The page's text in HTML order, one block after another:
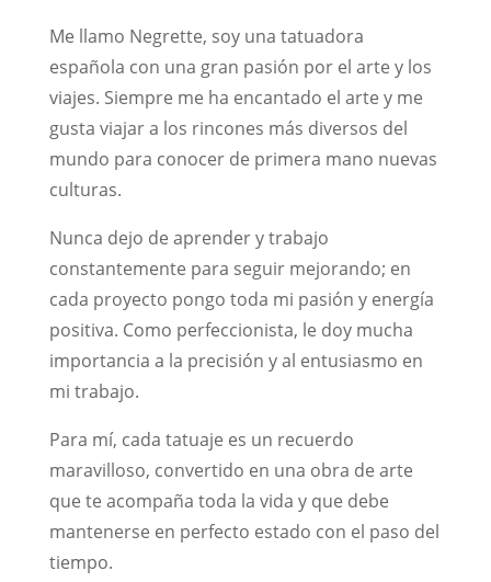
Me llamo Negrette, soy una tatuadora
española con una gran pasión por el arte y los
viajes. Siempre me ha encantado el arte y me
gusta viajar a los rincones más diversos del
mundo para conocer de primera mano nuevas
culturas.
Nunca dejo de aprender y trabajo
constantemente para seguir mejorando; en
cada proyecto pongo toda mi pasión y energía
positiva. Como perfeccionista, le doy mucha
importancia a la precisión y al entusiasmo en
mi trabajo.
Para mí, cada tatuaje es un recuerdo
maravilloso, convertido en una obra de arte
que te acompaña toda la vida y que debe
mantenerse en perfecto estado con el paso del
tiempo.